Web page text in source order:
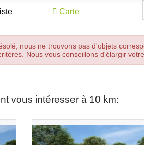
Carte
nous ne trouvons pas d'objets
Nous vous conseillons d'élargir
vous intéresser à 10 km: